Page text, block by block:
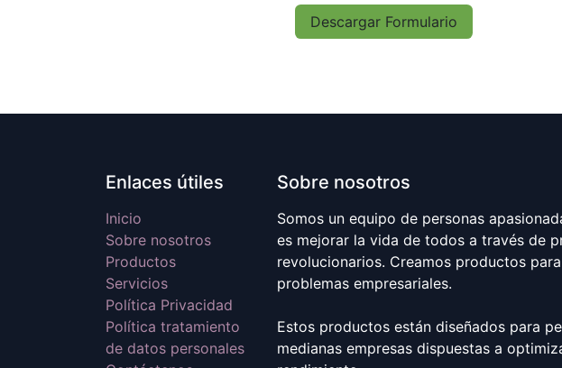
Descargar Formulario
Enlaces útiles
Inicio
Sobre nosotros
Productos
Servicios
Política Privacidad
Política tratamiento
de datos personales
Sobre nosotros
Somos un equipo de personas
es mejorar la vida de todos a través de
revolucionarios. Creamos productos
problemas empresariales.
Estos productos están diseñados para
medianas empresas dispuestas a